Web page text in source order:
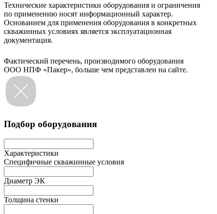
Технические характеристики оборудования и ограничения
по применению носят информационный характер.
Основанием для применения оборудования в конкретных
скважинных условиях является эксплуатационная
документация.
Фактический перечень, производимого оборудования
ООО НПФ «Пакер», больше чем представлен на сайте.
Подбор оборудования
Характеристики
Специфичные скважинные условия
Диаметр ЭК
Толщина стенки